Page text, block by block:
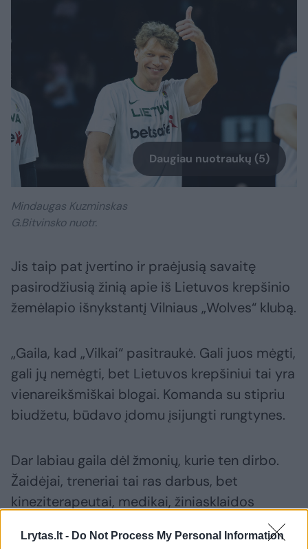
Lrytas.lt - Do Not Process My Personal Information
Daugiau nuotraukų (5)
Mindaugas Kuzminskas
G.Bitvinsko nuotr.
Jis taip pat įvertino ir praėjusią savaitę
pasirodžiusią žinią apie iš Lietuvos krepšinio
žemėlapio išnykstantį Vilniaus „Wolves“ klubą.
„Gaila, kad „Vilkai“ pasitraukė. Gali juos mėgti,
gali jų nemėgti, bet Lietuvos krepšiniui tai yra
vienareikšmiškai blogai. Komanda su stipriu
biudžetu, būdavo įdomu įsijungti rungtynes.
Dar labiau gaila dėl žmonių, kurie ten dirbo.
Žaidėjai, treneriai tai ras darbus, bet
kineziterapeutai, medikai, žiniasklaidos
atstovai tiesiog neteks darbų, nes tiesiog
kažkas taip nusprendė.